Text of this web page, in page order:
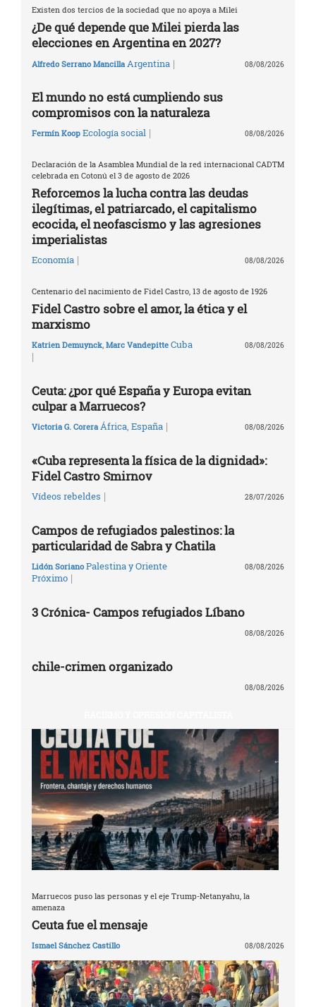
Existen dos tercios de la sociedad que no apoya a Milei
¿De qué depende que Milei pierda las
elecciones en Argentina en 2027?
Alfredo Serrano Mancilla Argentina | 08/08/2026
El mundo no está cumpliendo sus
compromisos con la naturaleza
Fermín Koop Ecología social | 08/08/2026
Declaración de la Asamblea Mundial de la red internacional CADTM
celebrada en Cotonú el 3 de agosto de 2026
Reforcemos la lucha contra las deudas
ilegítimas, el patriarcado, el capitalismo
ecocida, el neofascismo y las agresiones
imperialistas
Economía | 08/08/2026
Centenario del nacimiento de Fidel Castro, 13 de agosto de 1926
Fidel Castro sobre el amor, la ética y el
marxismo
Katrien Demuynck, Marc Vandepitte Cuba
|
08/08/2026
Ceuta: ¿por qué España y Europa evitan
culpar a Marruecos?
Victoria G. Corera África, España | 08/08/2026
«Cuba representa la física de la dignidad»:
Fidel Castro Smirnov
Vídeos rebeldes | 28/07/2026
Campos de refugiados palestinos: la
particularidad de Sabra y Chatila
Lidón Soriano Palestina y Oriente
Próximo |
08/08/2026
3 Crónica- Campos refugiados Líbano
08/08/2026
chile-crimen organizado
08/08/2026
Marruecos puso las personas y el eje Trump-Netanyahu, la
amenaza
Ceuta fue el mensaje
Ismael Sánchez Castillo 08/08/2026